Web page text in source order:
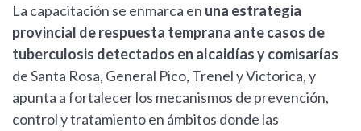
La capacitación se enmarca en una estrategia
provincial de respuesta temprana ante casos de
tuberculosis detectados en alcaidías y comisarías
de Santa Rosa, General Pico, Trenel y Victorica, y
apunta a fortalecer los mecanismos de prevención,
control y tratamiento en ámbitos donde las